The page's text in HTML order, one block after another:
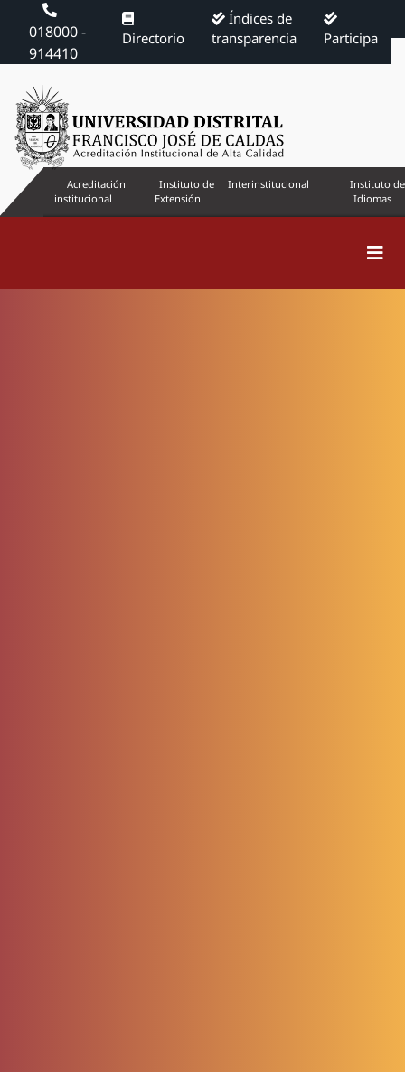
018000 -
914410
Directorio
Índices de
transparencia
Participa
Acreditación
institucional
Instituto de
Extensión
Interinstitucional
Instituto de
Idiomas